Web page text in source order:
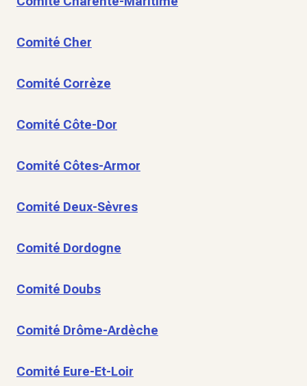
Comité Cher
Comité Corrèze
Comité Côte-Dor
Comité Côtes-Armor
Comité Deux-Sèvres
Comité Dordogne
Comité Doubs
Comité Drôme-Ardèche
Comité Eure-Et-Loir